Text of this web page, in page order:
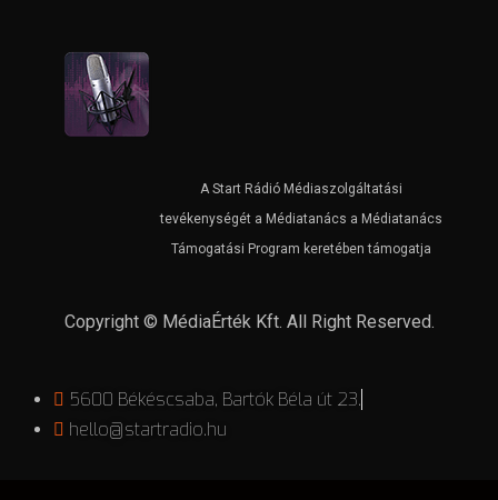
A Start Rádió Médiaszolgáltatási
tevékenységét a Médiatanács a Médiatanács
Támogatási Program keretében támogatja
Copyright © MédiaÉrték Kft. All Right Reserved.
5600 Békéscsaba, Bartók Béla út 23.
hello@startradio.hu